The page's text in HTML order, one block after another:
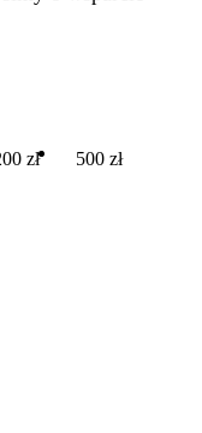
zł 500 zł